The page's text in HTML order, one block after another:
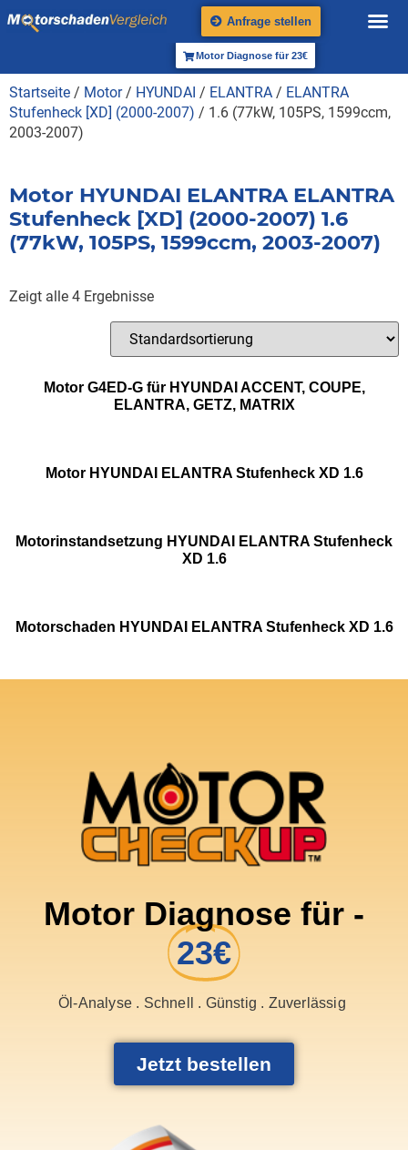
Anfrage stellen
Motor Diagnose für 23€
Startseite / Motor/ HYUNDAI / ELANTRA / ELANTRA
Stufenheck [XD] (2000-2007) / 1.6 (77kW, 105PS, 1599ccm,
2003-2007)
Motor HYUNDAI ELANTRA ELANTRA
Stufenheck [XD] (2000-2007) 1.6
(77kW, 105PS, 1599ccm, 2003-2007)
Zeigt alle 4 Ergebnisse
Motor G4ED-G für HYUNDAI ACCENT, COUPE,
ELANTRA, GETZ, MATRIX
Motor HYUNDAI ELANTRA Stufenheck XD 1.6
Motorinstandsetzung HYUNDAI ELANTRA Stufenheck
XD 1.6
Motorschaden HYUNDAI ELANTRA Stufenheck XD 1.6
Motor Diagnose für -
23€
Öl-Analyse . Schnell . Günstig . Zuverlässig
Jetzt bestellen